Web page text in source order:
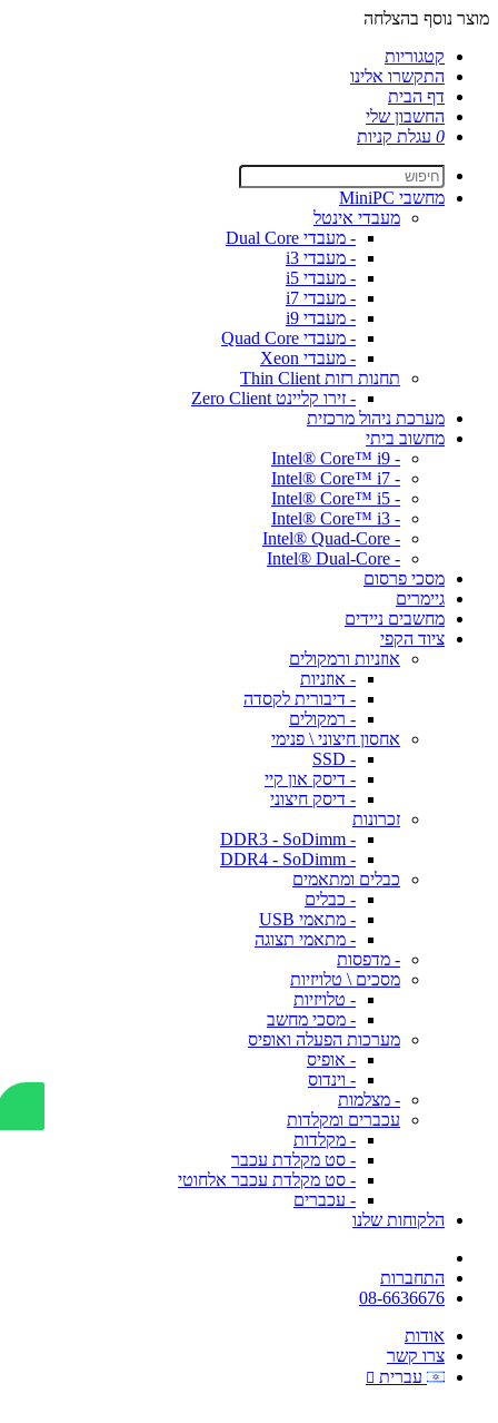
מוצר נוסף בהצלחה
קטגוריות
התקשרו אלינו
דף הבית
החשבון שלי
0 עגלת קניות
מחשבי MiniPC
מעבדי אינטל
- מעבדי Dual Core
- מעבדי i3
- מעבדי i5
- מעבדי i7
- מעבדי i9
- מעבדי Quad Core
- מעבדי Xeon
תחנות רזות Thin Client
- זירו קליינט Zero Client
מערכת ניהול מרכזית
מחשוב ביתי
- Intel® Core™ i9
- Intel® Core™ i7
- Intel® Core™ i5
- Intel® Core™ i3
- Intel® Quad-Core
- Intel® Dual-Core
מסכי פרסום
גיימרים
מחשבים ניידים
ציוד הקפי
אוזניות ורמקולים
- אוזניות
- דיבורית לקסדה
- רמקולים
אחסון חיצוני \ פנימי
- SSD
- דיסק און קיי
- דיסק חיצוני
זכרונות
- DDR3 - SoDimm
- DDR4 - SoDimm
כבלים ומתאמים
- כבלים
- מתאמי USB
- מתאמי תצוגה
- מדפסות
מסכים \ טלויזיות
- טלויזיות
- מסכי מחשב
מערכות הפעלה ואופיס
- אופיס
- וינדוס
- מצלמות
עכברים ומקלדות
- מקלדות
- סט מקלדת עכבר
- סט מקלדת עכבר אלחוטי
- עכברים
הלקוחות שלנו
התחברות
08-6636676
אודות
צרו קשר
עברית